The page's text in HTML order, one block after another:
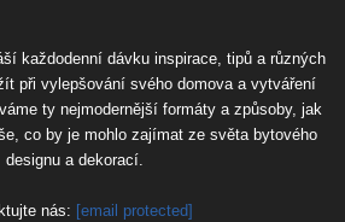
každodenní dávku inspirace, tipů a různých
při vylepšování svého domova a vytváření
ty nejmodernější formáty a způsoby, jak
co by je mohlo zajímat ze světa bytového
designu a dekorací.
nás: [email protected]